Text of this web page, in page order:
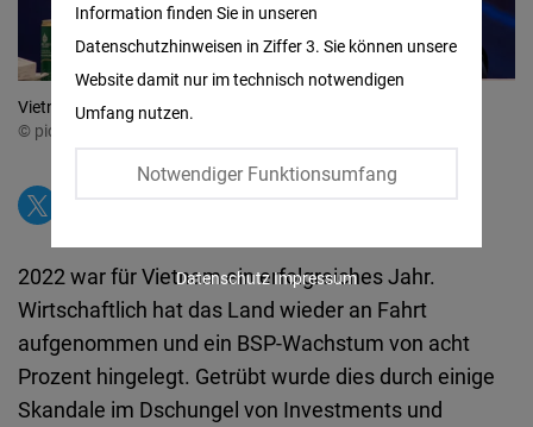
Vietnams Ex-Präsident Nguyen Xuan Phuc
© picture alliance / ZUMAPRESS.com | Guillaume Payen
2022 war für Vietnam ein erfolgreiches Jahr.
Wirtschaftlich hat das Land wieder an Fahrt
aufgenommen und ein BSP-Wachstum von acht
Prozent hingelegt. Getrübt wurde dies durch einige
Skandale im Dschungel von Investments und
Information finden Sie in unseren
Datenschutzhinweisen in Ziffer 3. Sie können unsere
Website damit nur im technisch notwendigen
Umfang nutzen.
Notwendiger Funktionsumfang
Twitter
Embed
Instagram
Google
Maps
Embed
DatenschutzImpressum